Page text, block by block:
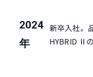
2024
年
新卒入社。
HYBRID Ⅱ